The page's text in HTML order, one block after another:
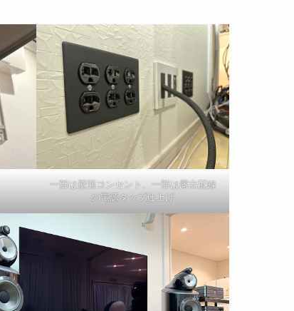
一部は壁面コンセント、一部は露出配線
の電源タップ仕上げ